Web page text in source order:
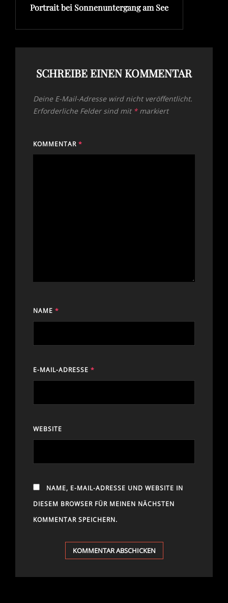
Post
Portrait bei Sonnenuntergang am See
SCHREIBE EINEN KOMMENTAR
Deine E-Mail-Adresse wird nicht veröffentlicht.
Erforderliche Felder sind mit *markiert
KOMMENTAR *
NAME *
E-MAIL-ADRESSE *
WEBSITE
NAME, E-MAIL-ADRESSE UND WEBSITE IN
DIESEM BROWSER FÜR MEINEN NÄCHSTEN
KOMMENTAR SPEICHERN.